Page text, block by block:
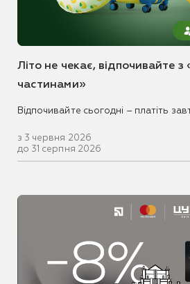
Літо не чекає, відпочивайте
частинами»
Відпочивайте сьогодні – платіть
з 3 червня 2026
до 31 серпня 2026